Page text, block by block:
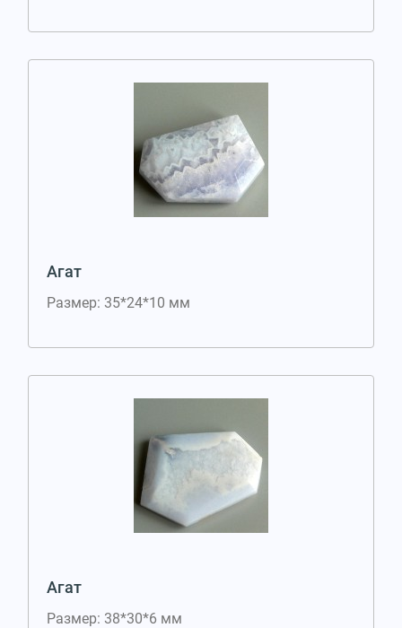
Агат
Размер: 35*24*10 мм
Агат
Размер: 38*30*6 мм